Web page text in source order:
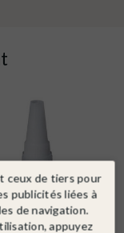
ceux de tiers pour
publicités liées à
de navigation.
appuyez